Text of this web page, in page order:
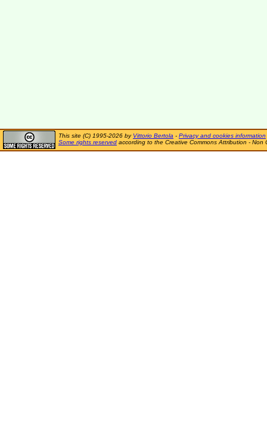
This site (C) 1995-2026 by Vittorio Bertola - Privacy and cookies information
Some rights reserved according to the Creative Commons Attribution - Non